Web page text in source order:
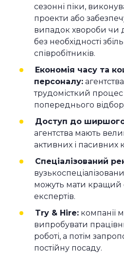
сезонні піки,
проекти або
випадок хвороби чи
без необхідності
співробітників.
Економія часу та
персоналу:
трудомісткий
попереднього
Доступ до ширшого
агентства мають
активних і пасивних
Спеціалізований
можуть мати кращий
експертів.
Try & Hire: компанії
випробувати
роботі, а потім
постійну посаду.